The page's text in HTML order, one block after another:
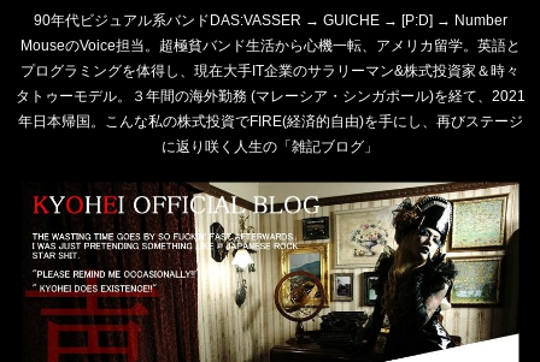
90年代ビジュアル系バンドDAS:VASSER → GUICHE → [P:D] → Number
MouseのVoice担当。超極貧バンド生活から心機一転、アメリカ留学。英語と
プログラミングを体得し、現在大手IT企業のサラリーマン&株式投資家＆時々
タトゥーモデル。３年間の海外勤務 (マレーシア・シンガポール)を経て、2021
年日本帰国。こんな私の株式投資でFIRE(経済的自由)を手にし、再びステージ
に返り咲く人生の「雑記ブログ」